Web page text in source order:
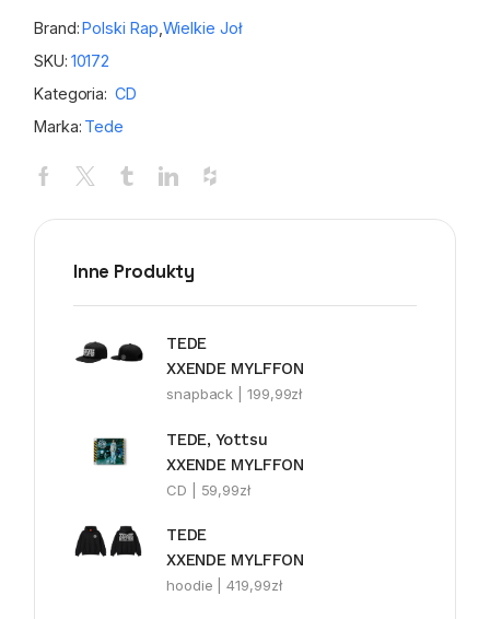
Brand: Polski Rap Wielkie Joł
SKU: 10172
Kategoria: CD
Marka: Tede
Inne Produkty
TEDE
XXENDE MYLFFON
snapback |199,99zł
TEDE, Yottsu
XXENDE MYLFFON
CD | 59,99zł
TEDE
XXENDE MYLFFON
hoodie |419,99zł